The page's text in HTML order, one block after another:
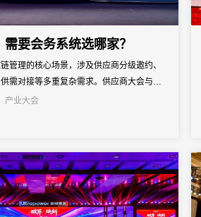
要会务系统选哪家？
管理的核心场景，涉及供应商分级邀约、
需对接等多重复杂需求。供应商大会与普
它既是企业面向供应链伙伴的年度沟通
、供需关系深化的关键场景。
产业大会